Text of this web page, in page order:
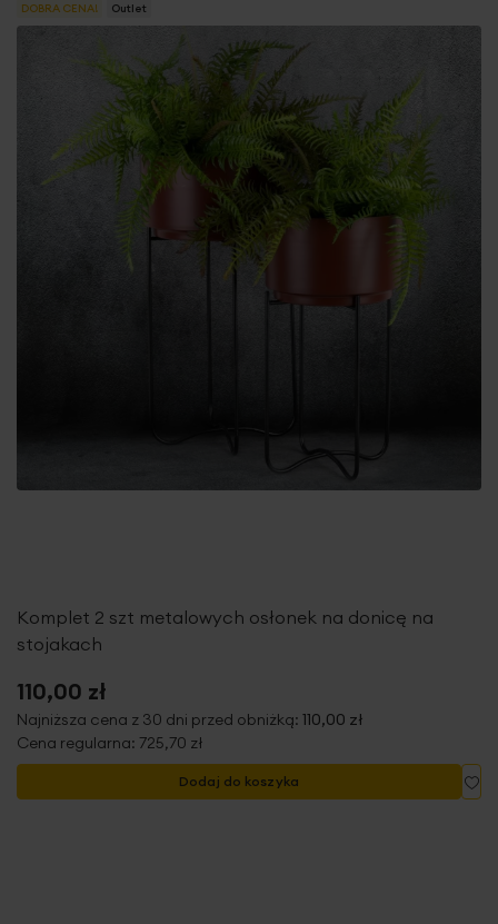
DOBRA CENA! Outlet
Komplet 2 szt metalowych osłonek na donicę na
stojakach
110,00 zł
Najniższa cena z 30 dni przed obniżką: 110,00 zł
Cena regularna: 725,70 zł
Dodaj do koszyka